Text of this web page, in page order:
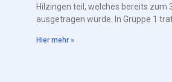
Hilzingen teil, welches bereits zum
ausgetragen wurde. In Gruppe 1
Hier mehr »